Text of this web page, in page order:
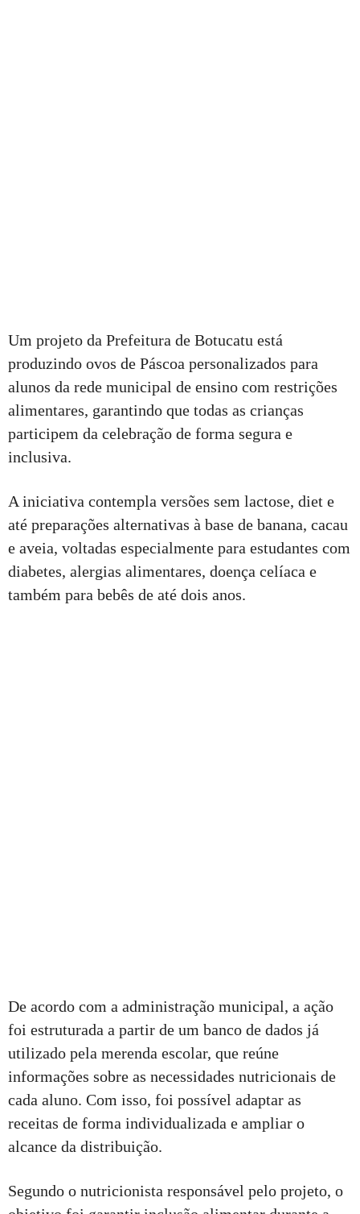
Um projeto da Prefeitura de Botucatu está
produzindo ovos de Páscoa personalizados para
alunos da rede municipal de ensino com restrições
alimentares, garantindo que todas as crianças
participem da celebração de forma segura e
inclusiva.
A iniciativa contempla versões sem lactose, diet e
até preparações alternativas à base de banana, cacau
e aveia, voltadas especialmente para estudantes com
diabetes, alergias alimentares, doença celíaca e
também para bebês de até dois anos.
De acordo com a administração municipal, a ação
foi estruturada a partir de um banco de dados já
utilizado pela merenda escolar, que reúne
informações sobre as necessidades nutricionais de
cada aluno. Com isso, foi possível adaptar as
receitas de forma individualizada e ampliar o
alcance da distribuição.
Segundo o nutricionista responsável pelo projeto, o